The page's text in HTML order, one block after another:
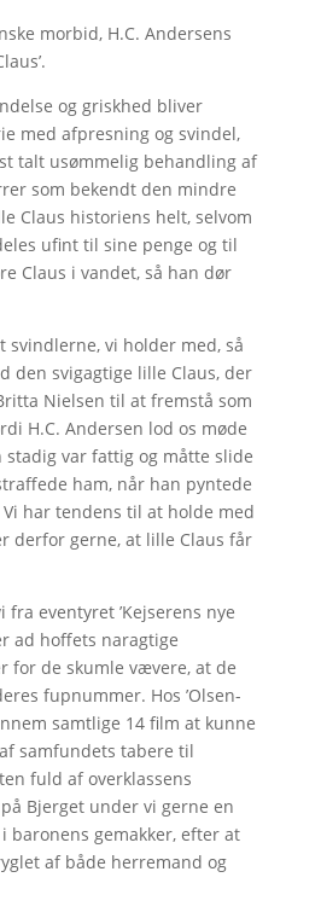
morbid, H.C. Andersens
og griskhed bliver
med afpresning og svindel,
talt usømmelig behandling af
som bekendt den mindre
Claus historiens helt, selvom
ufint til sine penge og til
Claus i vandet, så han dør
vi holder med, så
den svigagtige lille Claus, der
Nielsen til at fremstå som
H.C. Andersen lod os møde
stadig var fattig og måtte slide
ham, når han pyntede
har tendens til at holde med
derfor gerne, at lille Claus får
fra eventyret ’Kejserens nye
ad hoffets naragtige
for de skumle vævere, at de
fupnummer. Hos ’Olsen-
samtlige 14 film at kunne
samfundets tabere til
fuld af overklassens
Bjerget under vi gerne en
baronens gemakker, efter at
af både herremand og